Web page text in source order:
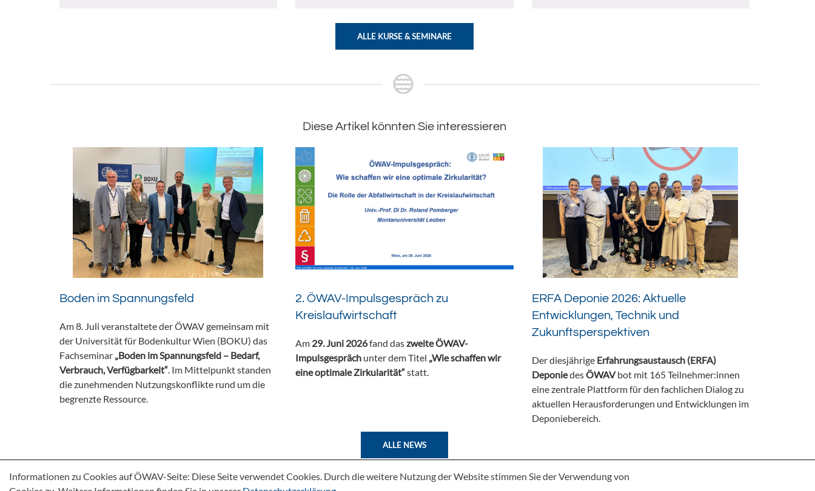
ALLE KURSE & SEMINARE
Diese Artikel könnten Sie interessieren
Boden im Spannungsfeld
Am 8. Juli veranstaltete der ÖWAV gemeinsam mit
der Universität für Bodenkultur Wien (BOKU) das
Fachseminar „Boden im Spannungsfeld – Bedarf,
Verbrauch, Verfügbarkeit“. Im Mittelpunkt standen
die zunehmenden Nutzungskonflikte rund um die
begrenzte Ressource.
2. ÖWAV-Impulsgespräch zu
Kreislaufwirtschaft
Am 29. Juni 2026fand daszweite ÖWAV-
Impulsgespräch unter dem Titel „Wie schaffen wir
eine optimale Zirkularität“statt.
ERFA Deponie 2026: Aktuelle
Entwicklungen, Technik und
Zukunftsperspektiven
Der diesjährige Erfahrungsaustausch (ERFA)
DeponiedesÖWAVbot mit 165 Teilnehmer:innen
eine zentrale Plattform für den fachlichen Dialog zu
aktuellen Herausforderungen und Entwicklungen im
Deponiebereich.
ALLE NEWS
Informationen zu Cookies auf ÖWAV-Seite: Diese Seite verwendet Cookies. Durch die weitere Nutzung der Website stimmen Sie der Verwendung von